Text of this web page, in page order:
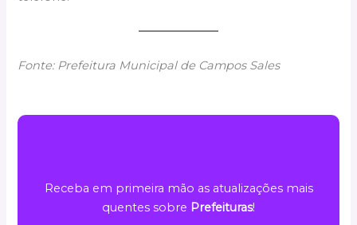
Fonte: Prefeitura Municipal de Campos Sales
Receba em primeira mão as atualizações mais
quentes sobre Prefeituras!